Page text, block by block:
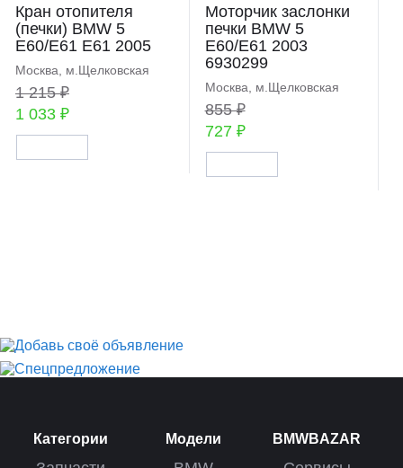
Кран отопителя
(печки) BMW 5
E60/E61 E61 2005
Москва, м.Щелковская
1 215 ₽
1 033 ₽
Моторчик заслонки
печки BMW 5
E60/E61 2003
6930299
Москва, м.Щелковская
855 ₽
727 ₽
Категории Модели BMWBAZAR